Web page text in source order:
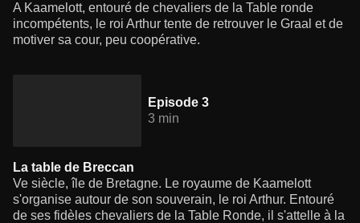
A Kaamelott, entouré de chevaliers de la Table ronde
incompétents, le roi Arthur tente de retrouver le Graal et de
motiver sa cour, peu coopérative.
Episode 3
3 min
La table de Breccan
Ve siècle, île de Bretagne. Le royaume de Kaamelott
s'organise autour de son souverain, le roi Arthur. Entouré
de ses fidèles chevaliers de la Table Ronde, il s'attelle à la